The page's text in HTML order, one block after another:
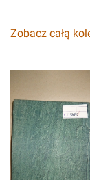
Zobacz całą